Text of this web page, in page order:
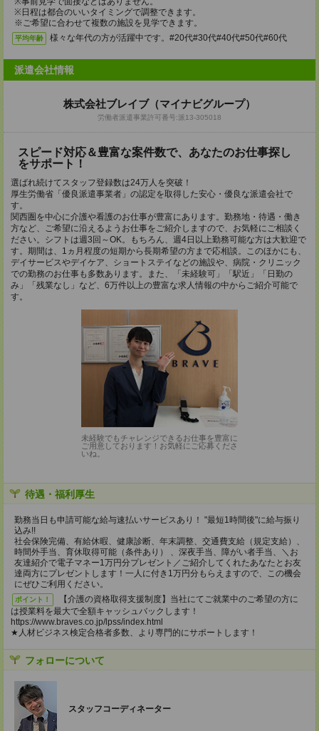
※日程は都合のいいタイミングで調整できます。
※ご希望に合わせて複数の施設を見学できます。
平均年齢 様々な年代の方が活躍中です。#20代#30代#40代#50代#60代
派遣会社情報
株式会社ブレイブ（マイナビグループ）
労働者派遣事業許可番号:派13-305018
スピード対応＆豊富な案件数で、あなたのお仕事探し
をサポート！
選ばれ続けてスタッフ登録数は24万人を突破！
厚生労働省「優良派遣事業者」の認定を取得した安心・優良な派遣会社で
す。
関西圏を中心に介護や看護のお仕事が豊富にあります。勤務地・待遇・働き
方など、ご希望に沿えるようお仕事をご紹介しますので、お気軽にご相談く
ださい。シフトは週3回～OK。もちろん、週4日以上勤務可能な方は大歓迎で
す。期間は、1ヵ月程度の短期から長期希望の方まで応相談。このほかにも、
デイサービスやデイケア、ショートステイなどの施設や、病院・クリニック
での勤務のお仕事も多数あります。また、「未経験可」「駅近」「日勤の
み」「残業なし」など、6万件以上の豊富な求人情報の中からご紹介可能で
す。
未経験でもチャレンジできるお仕事を豊富に
ご用意しております！お気軽にご応募くださ
いね。
待遇・福利厚生
勤務当日も申請可能な給与速払いサービスあり！ "最短1時間後"に給与振り
込み!!
社会保険完備、有給休暇、健康診断、年末調整、交通費支給（規定支給）、
時間外手当、育休取得可能（条件あり） 、深夜手当、障がい者手当、＼お
友達紹介で電子マネー1万円分プレゼント／ご紹介してくれたあなたとお友
達両方にプレゼントします！一人に付き1万円分もらえますので、この機会
にぜひご利用ください。
ポイント！
【介護の資格取得支援制度】当社にてご就業中のご希望の方に
は授業料を最大で全額キャッシュバックします！
https://www.braves.co.jp/lpss/index.html
★人材ビジネス検定合格者多数、より専門的にサポートします！
フォローについて
スタッフコーディネーター